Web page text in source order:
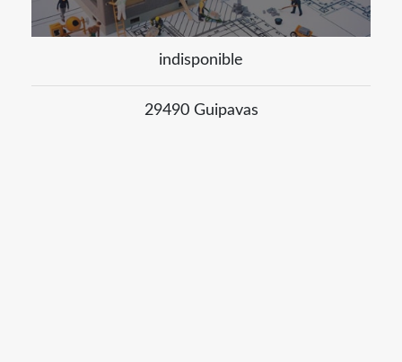
indisponible
29490 Guipavas